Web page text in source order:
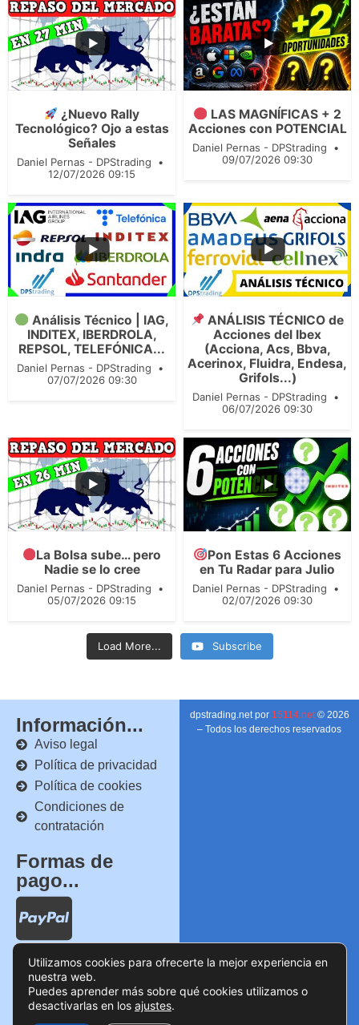
324 47
¿Nuevo Rally
Tecnológico? Ojo a estas
Señales
Daniel Pernas - DPStrading
12/07/2026 09:15
...
243
31
LAS MAGNÍFICAS + 2
Acciones con POTENCIAL
Daniel Pernas - DPStrading
09/07/2026 09:30
...
Análisis Técnico | IAG,
INDITEX, IBERDROLA,
REPSOL, TELEFÓNICA...
Daniel Pernas - DPStrading
07/07/2026 09:30
...
ANÁLISIS TÉCNICO de
Acciones del Ibex
(Acciona, Acs, Bbva,
Acerinox, Fluidra, Endesa,
Grifols...)
Daniel Pernas - DPStrading
06/07/2026 09:30
...
La Bolsa sube… pero
Nadie se lo cree
Daniel Pernas - DPStrading
05/07/2026 09:15
212
30
Pon Estas 6 Acciones
en Tu Radar para Julio
Daniel Pernas - DPStrading
02/07/2026 09:30
Load More... Subscribe
Información...
Aviso legal
Política de privacidad
Política de cookies
Condiciones de
contratación
Formas de
pago...
dpstrading.net por 15114.net© 2026
– Todos los derechos reservados
Utilizamos cookies para ofrecerte la mejor experiencia en
nuestra web.
Puedes aprender más sobre qué cookies utilizamos o
desactivarlas en los ajustes.